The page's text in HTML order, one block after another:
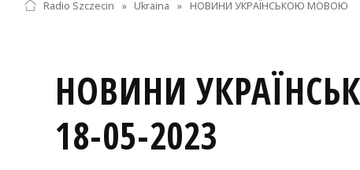
Radio Szczecin » Ukraina » НОВИНИ УКРАЇНСЬКОЮ МОВОЮ
НОВИНИ
18-05-2023